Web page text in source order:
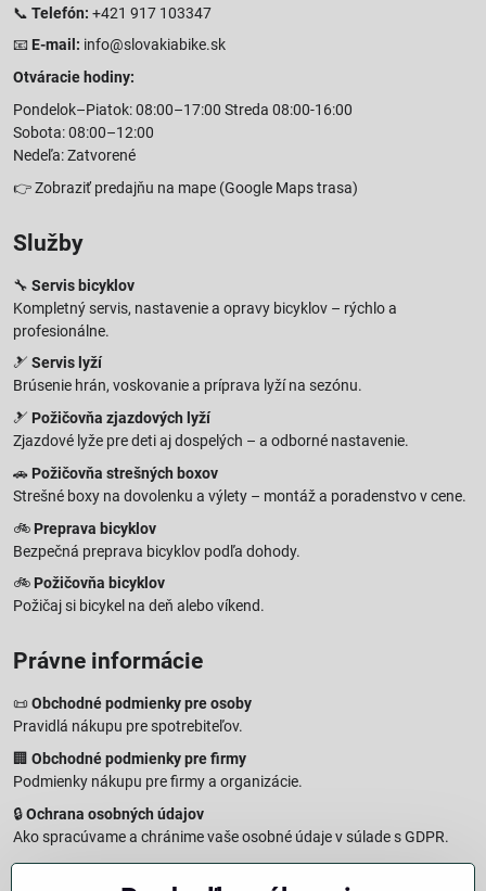
📞 Telefón: +421 917 103347
📧 E-mail: info@slovakiabike.sk
Otváracie hodiny:
Pondelok–Piatok: 08:00–17:00 Streda 08:00-16:00
Sobota: 08:00–12:00
Nedeľa: Zatvorené
👉Zobraziť predajňu na mape (Google Maps trasa)
Služby
🔧 Servis bicyklov
Kompletný servis, nastavenie a opravy bicyklov – rýchlo a
profesionálne.
🎿 Servis lyží
Brúsenie hrán, voskovanie a príprava lyží na sezónu.
🎿 Požičovňa zjazdových lyží
Zjazdové lyže pre deti aj dospelých – a odborné nastavenie.
🚗 Požičovňa strešných boxov
Strešné boxy na dovolenku a výlety – montáž a poradenstvo v cene.
🚲 Preprava bicyklov
Bezpečná preprava bicyklov podľa dohody.
🚲 Požičovňa bicyklov
Požičaj si bicykel na deň alebo víkend.
Právne informácie
📜 Obchodné podmienky pre osoby
Pravidlá nákupu pre spotrebiteľov.
🏢 Obchodné podmienky pre firmy
Podmienky nákupu pre firmy a organizácie.
🔒Ochrana osobných údajov
Ako spracúvame a chránime vaše osobné údaje v súlade s GDPR.
🧾Reklamačný formulár